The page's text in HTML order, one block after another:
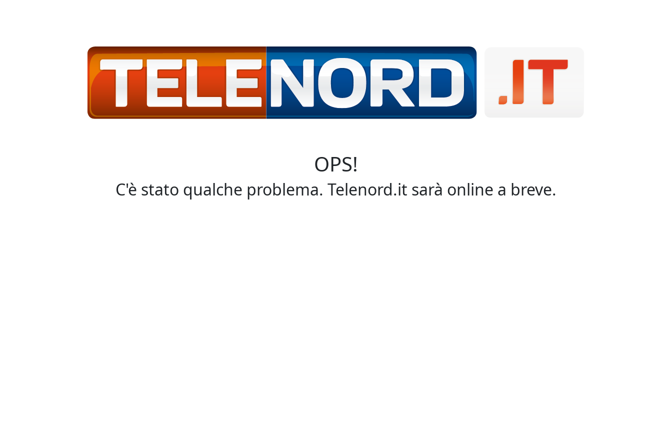
OPS!
C'è stato qualche problema. Telenord.it sarà online a breve.